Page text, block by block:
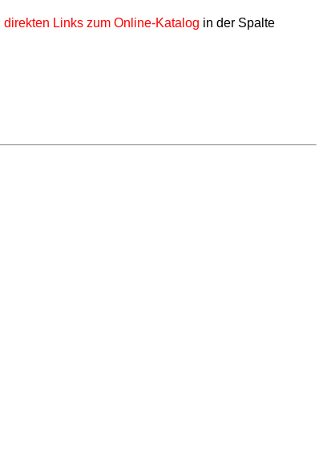
direkten Links zum Online-Katalog in der Spalte